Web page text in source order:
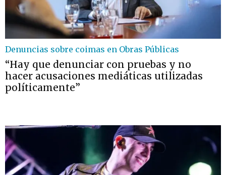
Denuncias sobre coimas en Obras Públicas
“Hay que denunciar con pruebas y no
hacer acusaciones mediáticas utilizadas
políticamente”